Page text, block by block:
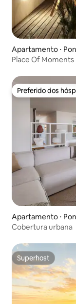
Apartamento ⋅
Place Of
Preferido dos
Preferido dos
Apartamento ⋅
Cobertura urbana
Superhost
Superhost